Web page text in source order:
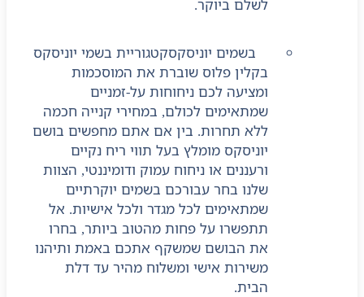
לשלם ביוקר.
בשמים יוניסקסקטגוריית בשמי יוניסקס
בקלין פלוס שוברת את המוסכמות
ומציעה לכם ניחוחות על-זמניים
שמתאימים לכולם, במחירי קנייה חכמה
ללא תחרות. בין אם אתם מחפשים בושם
יוניסקס מומלץ בעל תווי ריח נקיים
ורעננים או ניחוח עמוק ודומיננטי, הצוות
שלנו בחר עבורכם בשמים יוקרתיים
שמתאימים לכל מגדר ולכל אישיות. אל
תתפשרו על פחות מהטוב ביותר, בחרו
את הבושם שמשקף אתכם באמת ותיהנו
משירות אישי ומשלוח מהיר עד דלת
הבית.